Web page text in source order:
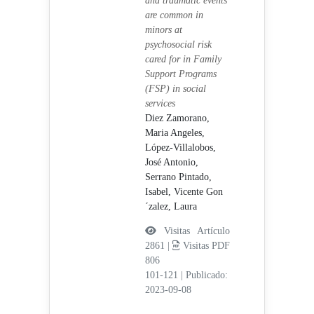
are common in
minors at
psychosocial risk
cared for in Family
Support Programs
(FSP) in social
services
Diez Zamorano,
Maria Angeles,
López-Villalobos,
José Antonio,
Serrano Pintado,
Isabel, Vicente Gon
´zalez, Laura
Visitas Artículo
2861 |
Visitas PDF
806
101-121
Publicado:
2023-09-08